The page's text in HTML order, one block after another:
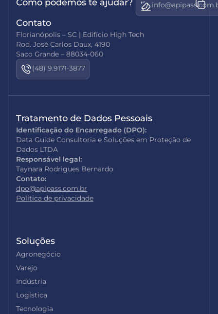
Como podemos te ajudar?
Contato
Florianópolis – SC | Edifício High Tech
Rod. José Carlos Daux, 4190
Saco Grande – 88034-060
(48) 9.9171-3877
Soluções
Agronegócio
Varejo
Indústria
Logística
Tecnologia
Tratamento de Dados Pessoais
Identificação do Encarregado (DPO):
Data Guide Consultoria e Soluções em Proteção de
Dados LTDA
Responsável legal:
Taynara Rodrigues Bernardo
Contato:
dpo@apipass.com.br
Politica de privacidade